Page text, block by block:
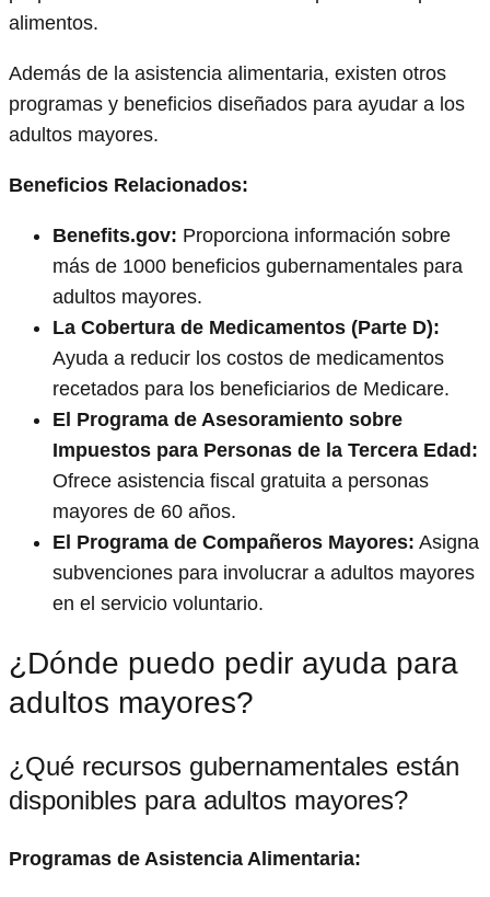
alimentos.
Además de la asistencia alimentaria, existen otros
programas y beneficios diseñados para ayudar a los
adultos mayores.
Beneficios Relacionados:
Benefits.gov: Proporciona información sobre
más de 1000 beneficios gubernamentales para
adultos mayores.
La Cobertura de Medicamentos (Parte D):
Ayuda a reducir los costos de medicamentos
recetados para los beneficiarios de Medicare.
El Programa de Asesoramiento sobre
Impuestos para Personas de la Tercera Edad:
Ofrece asistencia fiscal gratuita a personas
mayores de 60 años.
El Programa de Compañeros Mayores: Asigna
subvenciones para involucrar a adultos mayores
en el servicio voluntario.
¿Dónde puedo pedir ayuda para
adultos mayores?
¿Qué recursos gubernamentales están
disponibles para adultos mayores?
Programas de Asistencia Alimentaria: